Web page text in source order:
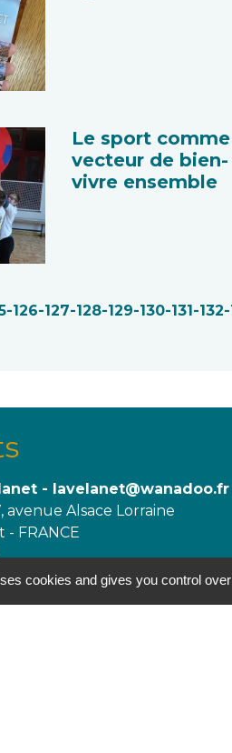
Le sport comme
vecteur de bien-
vivre ensemble
-126-127-128-129-130-131 -132
- lavelanet@wanadoo.fr
avenue Alsace Lorraine
FRANCE
cookies and gives you control